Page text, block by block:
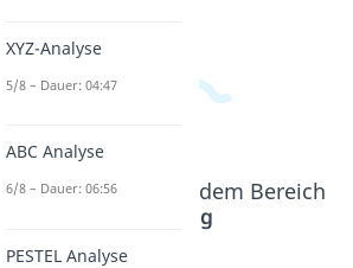
Beliebte Inhalte aus dem Bereich
Consulting
XYZ-Analyse
5/8 – Dauer: 04:47
ABC Analyse
6/8 – Dauer: 06:56
PESTEL Analyse